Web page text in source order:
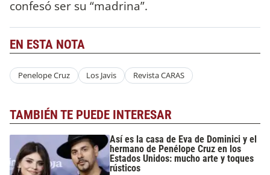
confesó ser su “madrina”.
EN ESTA NOTA
Penelope Cruz Los Javis Revista CARAS
TAMBIÉN TE PUEDE INTERESAR
Así es la casa de Eva de Dominici y el
hermano de Penélope Cruz en los
Estados Unidos: mucho arte y toques
rústicos